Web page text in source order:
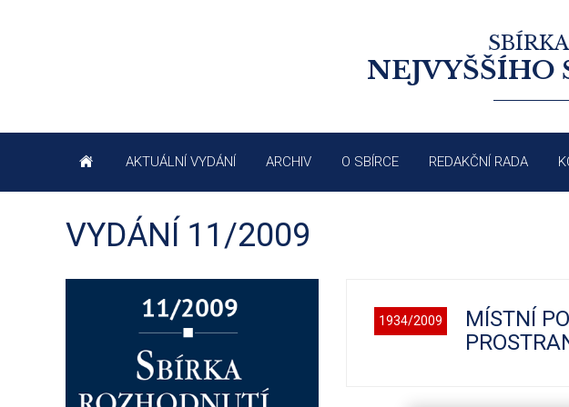
NEJVYŠŠÍHO
AKTUÁLNÍ VYDÁNÍ ARCHIV O SBÍRCE REDAKČNÍ RADA
VYDÁNÍ 11/2009
1934/2009
MÍSTNÍ